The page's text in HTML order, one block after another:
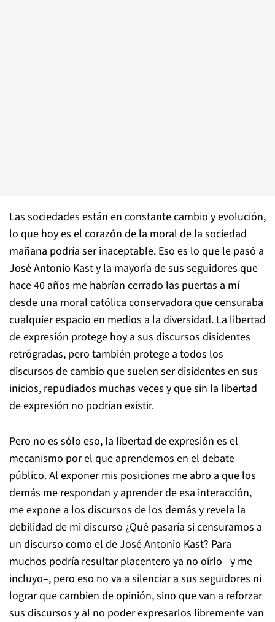
Las sociedades están en constante cambio y evolución,
lo que hoy es el corazón de la moral de la sociedad
mañana podría ser inaceptable. Eso es lo que le pasó a
José Antonio Kast y la mayoría de sus seguidores que
hace 40 años me habrían cerrado las puertas a mí
desde una moral católica conservadora que censuraba
cualquier espacio en medios a la diversidad. La libertad
de expresión protege hoy a sus discursos disidentes
retrógradas, pero también protege a todos los
discursos de cambio que suelen ser disidentes en sus
inicios, repudiados muchas veces y que sin la libertad
de expresión no podrían existir.
Pero no es sólo eso, la libertad de expresión es el
mecanismo por el que aprendemos en el debate
público. Al exponer mis posiciones me abro a que los
demás me respondan y aprender de esa interacción,
me expone a los discursos de los demás y revela la
debilidad de mi discurso ¿Qué pasaría si censuramos a
un discurso como el de José Antonio Kast? Para
muchos podría resultar placentero ya no oírlo –y me
incluyo–, pero eso no va a silenciar a sus seguidores ni
lograr que cambien de opinión, sino que van a reforzar
sus discursos y al no poder expresarlos libremente van